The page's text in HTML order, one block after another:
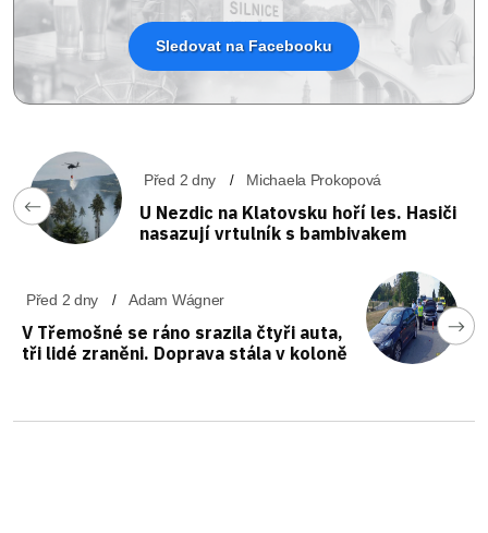
Sledovat na Facebooku
Před 2 dny Michaela Prokopová
U Nezdic na Klatovsku hoří les. Hasiči
nasazují vrtulník s bambivakem
Před 2 dny Adam Wágner
V Třemošné se ráno srazila čtyři auta,
tři lidé zraněni. Doprava stála v koloně